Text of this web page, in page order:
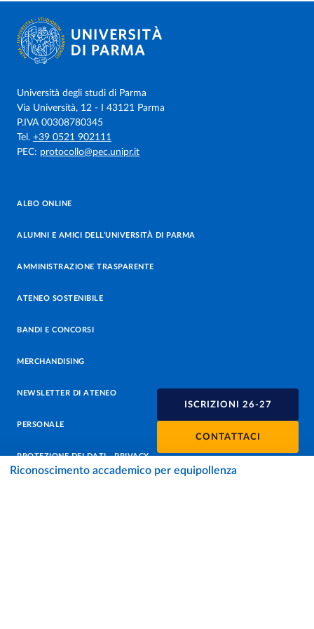
ISCRIZIONI 26-27
CONTATTACI
Riconoscimento accademico per equipollenza
Università degli studi di Parma
Via Università, 12 - I 43121 Parma
P.IVA 00308780345
Tel. +39 0521 902111
PEC: protocollo@pec.unipr.it
ALBO ONLINE
ALUMNI E AMICI DELL’UNIVERSITÀ DI PARMA
AMMINISTRAZIONE TRASPARENTE
ATENEO SOSTENIBILE
BANDI E CONCORSI
MERCHANDISING
NEWSLETTER DI ATENEO
PERSONALE
PROTEZIONE DEI DATI - PRIVACY